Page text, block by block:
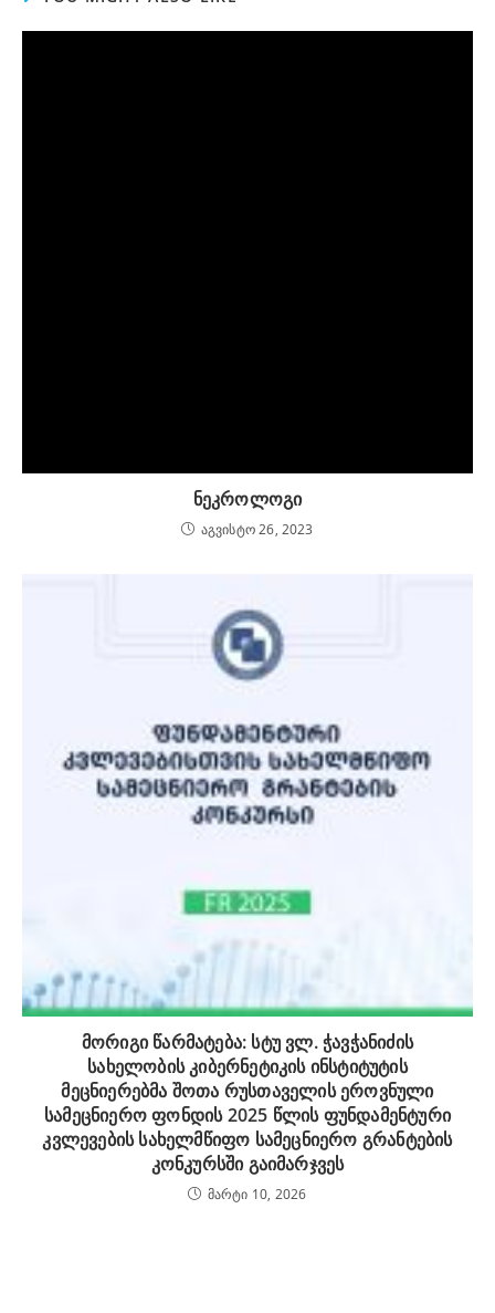
ნეკროლოგი
აგვისტო 26, 2023
მორიგი წარმატება: სტუ ვლ. ჭავჭანიძის
სახელობის კიბერნეტიკის ინსტიტუტის
მეცნიერებმა შოთა რუსთაველის ეროვნული
სამეცნიერო ფონდის 2025 წლის ფუნდამენტური
კვლევების სახელმწიფო სამეცნიერო გრანტების
კონკურსში გაიმარჯვეს
მარტი 10, 2026